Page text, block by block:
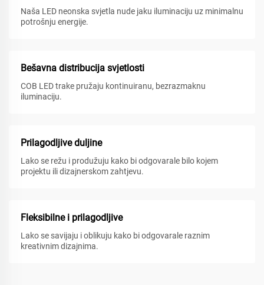
Naša LED neonska svjetla nude jaku iluminaciju uz minimalnu
potrošnju energije.
Bešavna distribucija svjetlosti
COB LED trake pružaju kontinuiranu, bezrazmaknu
iluminaciju.
Prilagodljive duljine
Lako se režu i produžuju kako bi odgovarale bilo kojem
projektu ili dizajnerskom zahtjevu.
Fleksibilne i prilagodljive
Lako se savijaju i oblikuju kako bi odgovarale raznim
kreativnim dizajnima.